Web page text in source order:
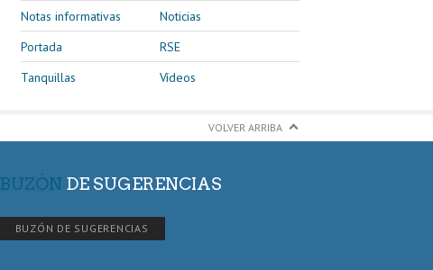
Notas informativas
Noticias
Portada
RSE
Tanquillas
Vídeos
VOLVER ARRIBA
BUZÓN DE SUGERENCIAS
BUZÓN DE SUGERENCIAS